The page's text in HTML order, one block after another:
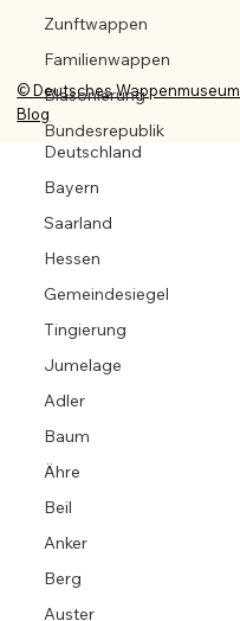
Zunftwappen
Familienwappen
Blasonierung
Bundesrepublik
Deutschland
Bayern
Saarland
Hessen
Gemeindesiegel
Tingierung
Jumelage
Adler
Baum
Ähre
Beil
Anker
Berg
Auster
© Deutsches Wappenmuseum
Blog